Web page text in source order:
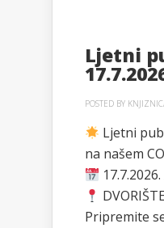
Ljetni
POSTED BY
Ljetni
na našem
Pripremite